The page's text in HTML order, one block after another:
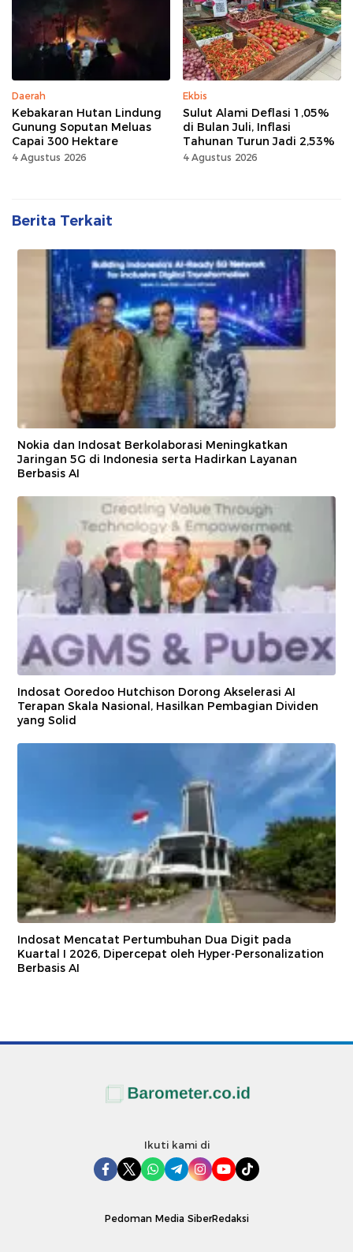
Daerah
Kebakaran Hutan Lindung
Gunung Soputan Meluas
Capai 300 Hektare
4 Agustus 2026
Ekbis
Sulut Alami Deflasi 1,05%
di Bulan Juli, Inflasi
Tahunan Turun Jadi 2,53%
4 Agustus 2026
Berita Terkait
Nokia dan Indosat Berkolaborasi Meningkatkan
Jaringan 5G di Indonesia serta Hadirkan Layanan
Berbasis AI
Indosat Ooredoo Hutchison Dorong Akselerasi AI
Terapan Skala Nasional, Hasilkan Pembagian Dividen
yang Solid
Indosat Mencatat Pertumbuhan Dua Digit pada
Kuartal I 2026, Dipercepat oleh Hyper-Personalization
Berbasis AI
Ikuti kami di
Pedoman Media SiberRedaksi